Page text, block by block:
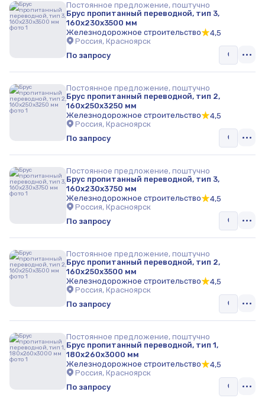
Постоянное предложение, поштучно
Брус пропитанный переводной, тип 3,
160х230х3500 мм
Железнодорожное строительство
4,5
Россия, Красноярск
По запросу
Постоянное предложение, поштучно
Брус пропитанный переводной, тип 2,
160х250х3250 мм
Железнодорожное строительство
4,5
Россия, Красноярск
По запросу
Постоянное предложение, поштучно
Брус пропитанный переводной, тип 3,
160х230х3750 мм
Железнодорожное строительство
4,5
Россия, Красноярск
По запросу
Постоянное предложение, поштучно
Брус пропитанный переводной, тип 2,
160х250х3500 мм
Железнодорожное строительство
4,5
Россия, Красноярск
По запросу
Постоянное предложение, поштучно
Брус пропитанный переводной, тип 1,
180х260х3000 мм
Железнодорожное строительство
4,5
Россия, Красноярск
По запросу